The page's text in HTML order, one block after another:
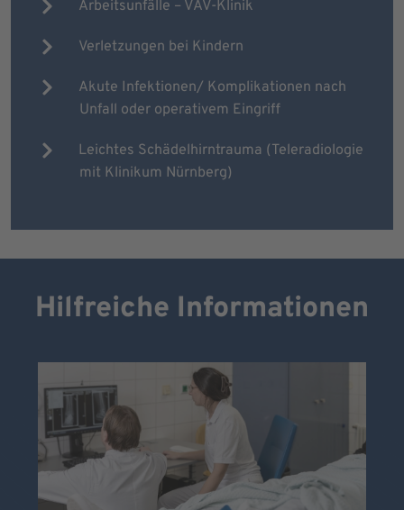
Arbeitsunfälle – VAV-Klinik
Verletzungen bei Kindern
Akute Infektionen/ Komplikationen nach
Unfall oder operativem Eingriff
Leichtes Schädelhirntrauma (Teleradiologie
mit Klinikum Nürnberg)
Hilfreiche Informationen